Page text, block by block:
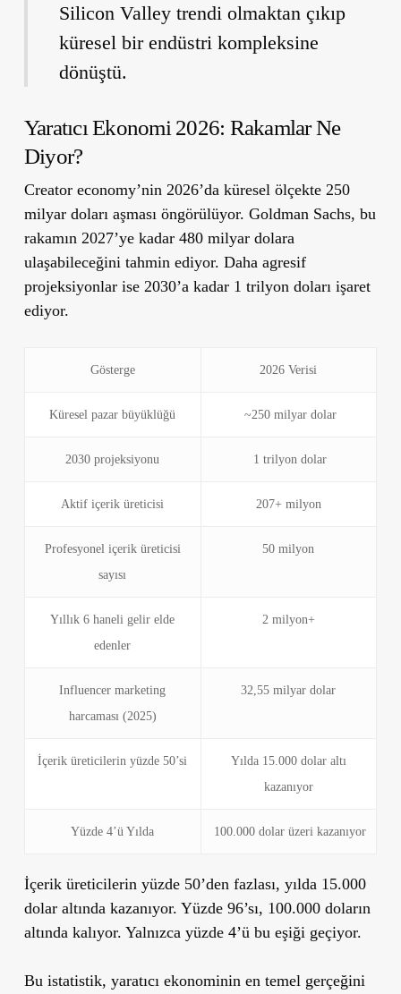
Silicon Valley trendi olmaktan çıkıp
küresel bir endüstri kompleksine
dönüştü.
Yaratıcı Ekonomi 2026: Rakamlar Ne
Diyor?
Creator economy’nin 2026’da küresel ölçekte 250
milyar doları aşması öngörülüyor. Goldman Sachs, bu
rakamın 2027’ye kadar 480 milyar dolara
ulaşabileceğini tahmin ediyor. Daha agresif
projeksiyonlar ise 2030’a kadar 1 trilyon doları işaret
ediyor.
Gösterge 2026 Verisi
Küresel pazar büyüklüğü ~250 milyar dolar
2030 projeksiyonu 1 trilyon dolar
Aktif içerik üreticisi 207+ milyon
Profesyonel içerik üreticisi
sayısı
50 milyon
Yıllık 6 haneli gelir elde
edenler
2 milyon+
Influencer marketing
harcaması (2025)
32,55 milyar dolar
İçerik üreticilerin yüzde 50’si
Yılda 15.000 dolar altı
kazanıyor
Yüzde 4’ü Yılda 100.000 dolar üzeri kazanıyor
İçerik üreticilerin yüzde 50’den fazlası, yılda 15.000
dolar altında kazanıyor. Yüzde 96’sı, 100.000 doların
altında kalıyor. Yalnızca yüzde 4’ü bu eşiği geçiyor.
Bu istatistik, yaratıcı ekonominin en temel gerçeğini